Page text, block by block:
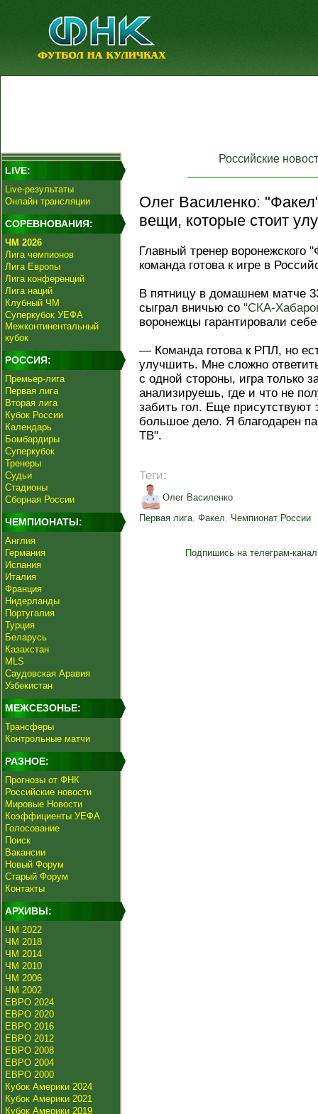
LIVE:
Live-результаты
Онлайн трансляции
СОРЕВНОВАНИЯ:
ЧМ 2026
Лига чемпионов
Лига Европы
Лига конференций
Лига наций
Клубный ЧМ
Суперкубок УЕФА
Межконтинентальный
кубок
РОССИЯ:
Премьер-лига
Первая лига
Вторая лига
Кубок России
Календарь
Бомбардиры
Суперкубок
Тренеры
Судьи
Стадионы
Сборная России
ЧЕМПИОНАТЫ:
Англия
Германия
Испания
Италия
Франция
Нидерланды
Португалия
Турция
Беларусь
Казахстан
MLS
Саудовская Аравия
Узбекистан
МЕЖСЕЗОНЬЕ:
Трансферы
Контрольные матчи
РАЗНОЕ:
Прогнозы от ФНК
Российские новости
Мировые Новости
Коэффициенты УЕФА
Голосование
Поиск
Вакансии
Новый Форум
Старый Форум
Контакты
АРХИВЫ:
ЧМ 2022
ЧМ 2018
ЧМ 2014
ЧМ 2010
ЧМ 2006
ЧМ 2002
ЕВРО 2024
ЕВРО 2020
ЕВРО 2016
ЕВРО 2012
ЕВРО 2008
ЕВРО 2004
ЕВРО 2000
Кубок Америки 2024
Кубок Америки 2021
Кубок Америки 2019
Российские
Олег Василенко:
вещи, которые стоит
Главный тренер воронежского
команда готова к игре в
В пятницу в домашнем матче
сыграл вничью со "СКА-
воронежцы гарантировали
— Команда готова к РПЛ, но
улучшить. Мне сложно
с одной стороны, игра только
анализируешь, где и что не
забить гол. Еще
большое дело. Я благодарен
ТВ".
Теги:
Олег Василенко
Первая лига, Факел, Чемпионат России
Подпишись на телеграм-